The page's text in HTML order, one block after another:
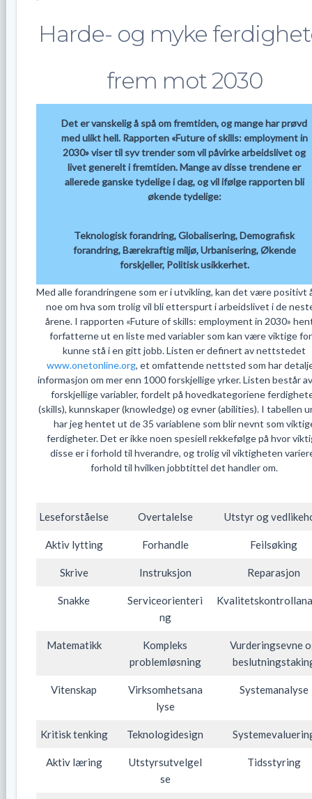
Harde- og myke
frem mot 2030
Det er vanskelig å spå om fremtiden, og mange har prøvd
med ulikt hell. Rapporten «Future of skills: employment in
2030» viser til syv trender som vil påvirke arbeidslivet og
livet generelt i fremtiden. Mange av disse trendene er
allerede ganske tydelige i dag, og vil ifølge rapporten bli
økende tydelige:
Teknologisk forandring, Globalisering, Demografisk
forandring, Bærekraftig miljø, Urbanisering, Økende
forskjeller, Politisk usikkerhet.
Med alle forandringene som er i utvikling, kan det være positivt
noe om hva som trolig vil bli etterspurt i arbeidslivet i de
årene. I rapporten «Future of skills: employment in 2030»
forfatterne ut en liste med variabler som kan være viktige
kunne stå i en gitt jobb. Listen er definert av nettstedet
www.onetonline.org, et omfattende nettsted som har
informasjon om mer enn 1000 forskjellige yrker. Listen består
forskjellige variabler, fordelt på hovedkategoriene
(skills), kunnskaper (knowledge) og evner (abilities). I tabellen
har jeg hentet ut de 35 variablene som blir nevnt som
ferdigheter. Det er ikke noen spesiell rekkefølge på hvor
disse er i forhold til hverandre, og trolig vil viktigheten
forhold til hvilken jobbtittel det handler om.
Leseforståelse Overtalelse Utstyr og
Aktiv lytting Forhandle Feilsøking
Skrive Instruksjon Reparasjon
Snakke
Serviceorienteri
ng
Matematikk
Kompleks
problemløsning
Vurderingsevne
Vitenskap
Virksomhetsana
lyse
Systemanalyse
Kritisk tenking Teknologidesign
Aktiv læring
Utstyrsutvelgel
se
Tidsstyring